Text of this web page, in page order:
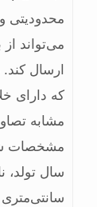
محدودیتی
می‌تواند
ارسال کند.
که دارای
مشابه
مشخصات
سال تولد،